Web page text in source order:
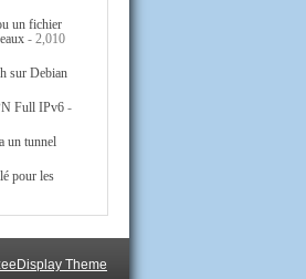
un fichier
- 2,010
sur Debian
Full IPv6-
un tunnel
pour les
Theme